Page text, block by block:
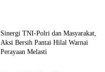
Sinergi TNI-Polri dan Masyarakat,
Aksi Bersih Pantai Hilal Warnai
Perayaan Melasti
Berita